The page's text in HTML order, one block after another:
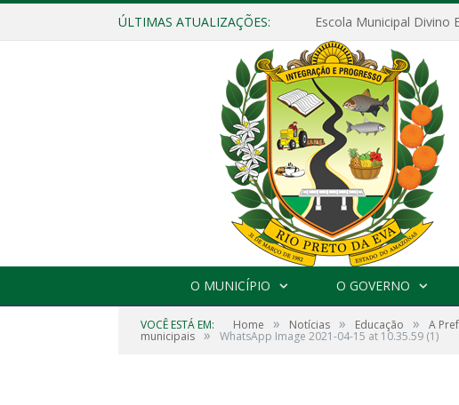
ÚLTIMAS ATUALIZAÇÕES:
O MUNICÍPIO O GOVERNO
VOCÊ ESTÁ EM: Home » Notícias » Educação » A
municipais » WhatsApp Image 2021-04-15 at 10.35.59 (1)